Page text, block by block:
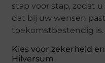
stap voor stap, zodat
dat bij uw wensen
toekomstbestendig is.
Kies voor zekerheid
Hilversum